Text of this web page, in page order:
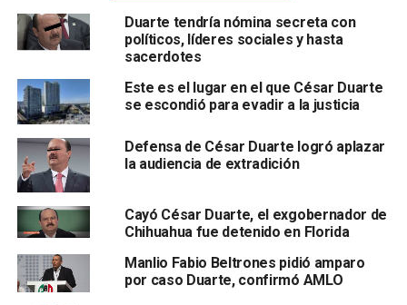
Secretaría de Hacienda y Crédito Público, por una presunta
defraudación fiscal de 5 millones de pesos.
Ahora promovió un amparo, el cual quedó radicado en el
juzgado Sexto de Distrito de Amparo en Materia Penal. El
juezJuan Mateo Brieba de Castro
suspensión provisional que evita su captura por delitos
que no ameriten prisión preventiva oficiosa.
Elías Karam
reclamó cualquier orden de aprehensión que
pueda haber surgido de alguno de los juzgados de Unidad
de Gestión Judicial del Tribunal Superior de Justicia de la
Ciudad de México, así como de jueces federales.
Duarte tendría nómina secreta con
políticos, líderes sociales y hasta
sacerdotes
Este es el lugar en el que César Duarte
se escondió para evadir a la justicia
Defensa de César Duarte logró aplazar
la audiencia de extradición
Cayó César Duarte, el exgobernador de
Chihuahua fue detenido en Florida
Manlio Fabio Beltrones pidió amparo
por caso Duarte, confirmó AMLO